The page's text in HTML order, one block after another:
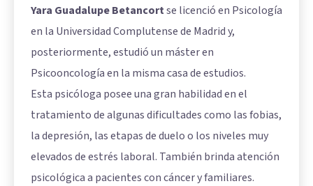
Yara Guadalupe Betancortse licenció en Psicología
en la Universidad Complutense de Madrid y,
posteriormente, estudió un máster en
Psicooncología en la misma casa de estudios.
Esta psicóloga posee una gran habilidad en el
tratamiento de algunas dificultades como las fobias,
la depresión, las etapas de duelo o los niveles muy
elevados de estrés laboral. También brinda atención
psicológica a pacientes con cáncer y familiares.